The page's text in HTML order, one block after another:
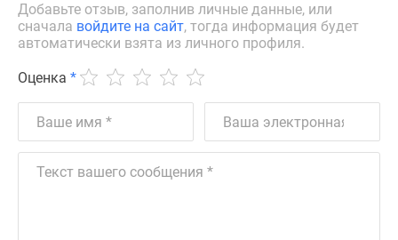
Машино-
места
#траншевая
ипотека
#рассрочка
ИТ-
ипотека
Добавьте отзыв, заполнив личные данные, или
сначала войдите на сайт, тогда информация будет
автоматически взята из личного профиля.
Оценка *